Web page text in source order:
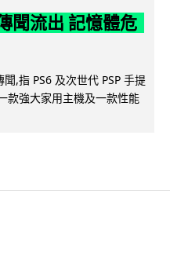
聞流出 記憶體危
,指 PS6 及次世代 PSP 手提
款強大家用主機及一款性能